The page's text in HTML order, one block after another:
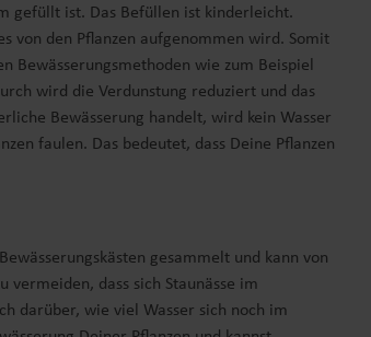
gefüllt ist. Das Befüllen ist kinderleicht.
von den Pflanzen aufgenommen wird. Somit
Bewässerungsmethoden wie zum Beispiel
wird die Verdunstung reduziert und das
Bewässerung handelt, wird kein Wasser
faulen. Das bedeutet, dass Deine Pflanzen
gesammelt und kann von
dass sich Staunässe im
darüber, wie viel Wasser sich noch im